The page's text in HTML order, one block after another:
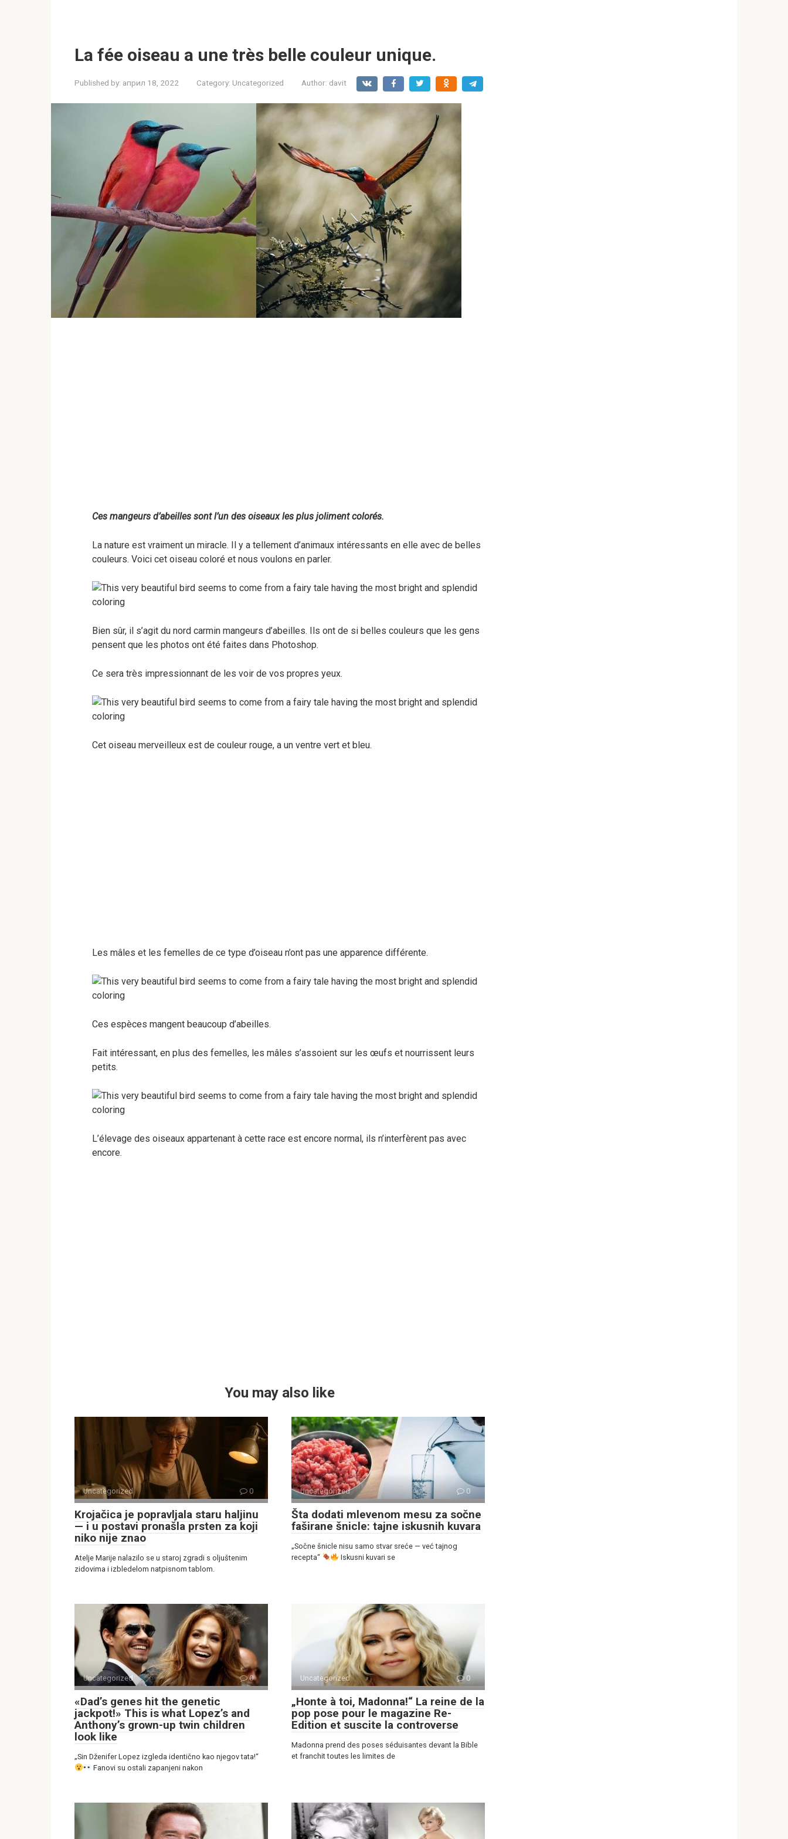
La fée oiseau a une très belle couleur unique.
Published by: април 18, 2022 Category: Uncategorized Author: davit
Ces mangeurs d’abeilles sont l’un des oiseaux les plus joliment colorés.
La nature est vraiment un miracle. Il y a tellement d’animaux intéressants en elle avec de belles
couleurs. Voici cet oiseau coloré et nous voulons en parler.
Bien sûr, il s’agit du nord carmin mangeurs d’abeilles. Ils ont de si belles couleurs que les gens
pensent que les photos ont été faites dans Photoshop.
Ce sera très impressionnant de les voir de vos propres yeux.
Cet oiseau merveilleux est de couleur rouge, a un ventre vert et bleu.
Les mâles et les femelles de ce type d’oiseau n’ont pas une apparence différente.
Ces espèces mangent beaucoup d’abeilles.
Fait intéressant, en plus des femelles, les mâles s’assoient sur les œufs et nourrissent leurs
petits.
L’élevage des oiseaux appartenant à cette race est encore normal, ils n’interfèrent pas avec
encore.
You may also like
Uncategorized 0
Krojačica je popravljala staru haljinu
— i u postavi pronašla prsten za koji
niko nije znao
Atelje Marije nalazilo se u staroj zgradi s oljuštenim
zidovima i izbledelom natpisnom tablom.
Uncategorized 0
Šta dodati mlevenom mesu za sočne
faširane šnicle: tajne iskusnih kuvara
„Sočne šnicle nisu samo stvar sreće — već tajnog
recepta“
Iskusni kuvari se
Uncategorized 0
«Dad’s genes hit the genetic
jackpot!» This is what Lopez’s and
Anthony’s grown-up twin children
look like
„Sin Dženifer Lopez izgleda identično kao njegov tata!“
Fanovi su ostali zapanjeni nakon
Uncategorized 0
„Honte à toi, Madonna!“ La reine de la
pop pose pour le magazine Re-
Edition et suscite la controverse
Madonna prend des poses séduisantes devant la Bible
et franchit toutes les limites de